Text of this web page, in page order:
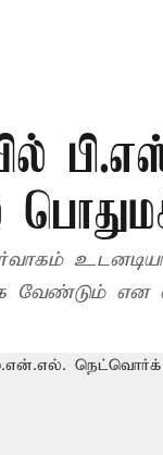
வேண்டும் என